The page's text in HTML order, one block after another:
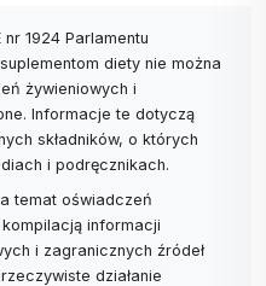
1924 Parlamentu
diety nie można
żywieniowych i
Informacje te dotyczą
składników, o których
i podręcznikach.
temat oświadczeń
informacji
i zagranicznych źródeł
działanie